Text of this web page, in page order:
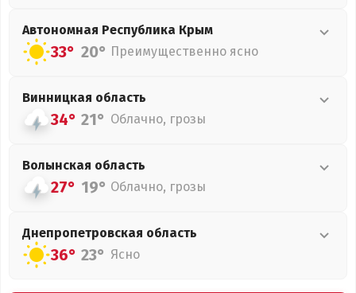
Автономная Республика Крым
33° 20° Преимущественно ясно
Винницкая область
34° 21° Облачно, грозы
Волынская область
27° 19° Облачно, грозы
Днепропетровская область
36° 23° Ясно